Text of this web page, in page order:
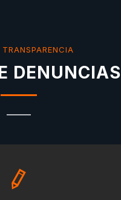
DENUNCIAS